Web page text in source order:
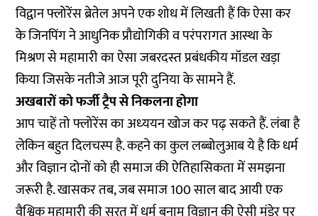
विद्वान फ्लोरेंस ब्रेतेल अपने एक शोध में लिखती हैं कि ऐसा कर
के जिनपिंग ने आधुनिक प्रौद्योगिकी व परंपरागत आस्‍था के
मिश्रण से महामारी का ऐसा जबरदस्‍त प्रबंधकीय मॉडल खड़ा
किया जिसके नतीजे आज पूरी दुनिया के सामने हैं.
अखबारों को फर्जी ट्रैप से निकलना होगा
आप चाहें तो फ्लोरेंस का अध्‍ययन खोज कर पढ़ सकते हैं. लंबा है
लेकिन बहुत दिलचस्‍प है. कहने का कुल लब्‍बोलुआब ये है कि धर्म
और विज्ञान दोनों को ही समाज की ऐतिहासिकता में समझना
जरूरी है. खासकर तब, जब समाज 100 साल बाद आयी एक